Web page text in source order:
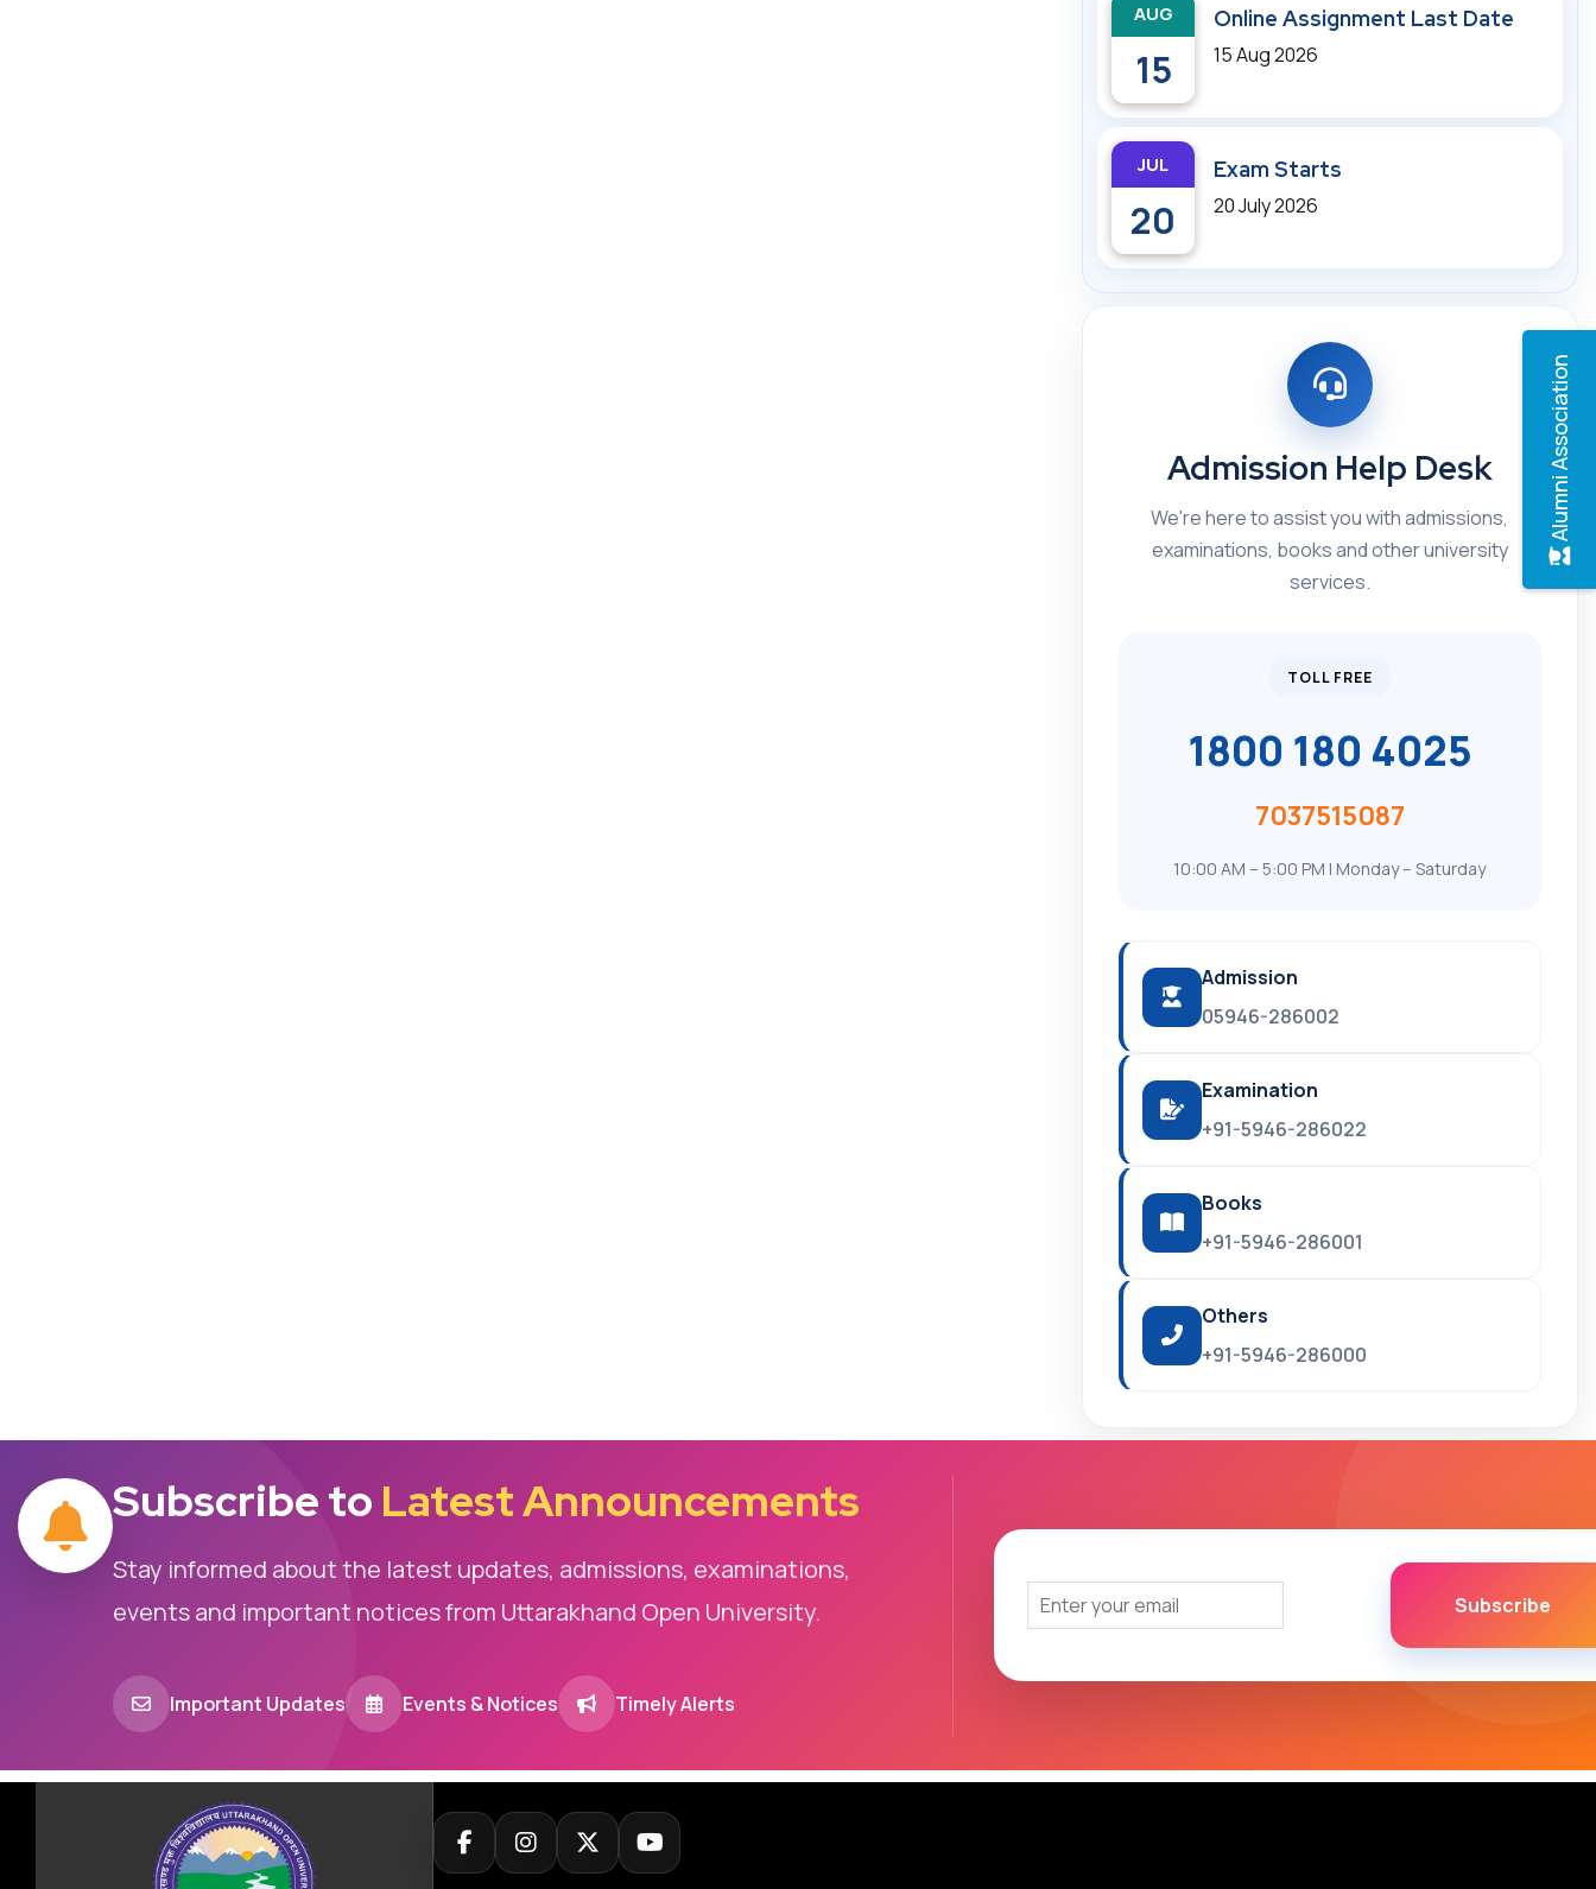
Alumni Association
AUG
15
Online Assignment Last Date
15 Aug 2026
JUL
20
Exam Starts
20 July 2026
Admission Help Desk
We're here to assist you with admissions,
examinations, books and other university
services.
TOLL FREE
1800 180 4025
7037515087
10:00 AM – 5:00 PM | Monday – Saturday
Admission
05946-286002
Examination
+91-5946-286022
Books
+91-5946-286001
Others
+91-5946-286000
Subscribe to Latest Announcements
Stay informed about the latest updates, admissions, examinations,
events and important notices from Uttarakhand Open University.
Important Updates Events & Notices Timely Alerts
Subscribe